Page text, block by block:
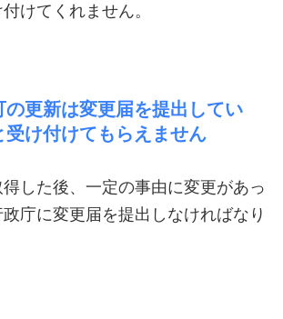
けてくれません。
の更新は変更届を提出してい
受け付けてもらえません
した後、一定の事由に変更があっ
庁に変更届を提出しなければなり